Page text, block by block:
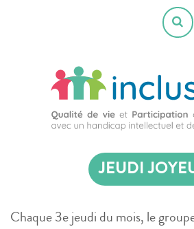
JEUDI
Chaque 3e jeudi du mois, le